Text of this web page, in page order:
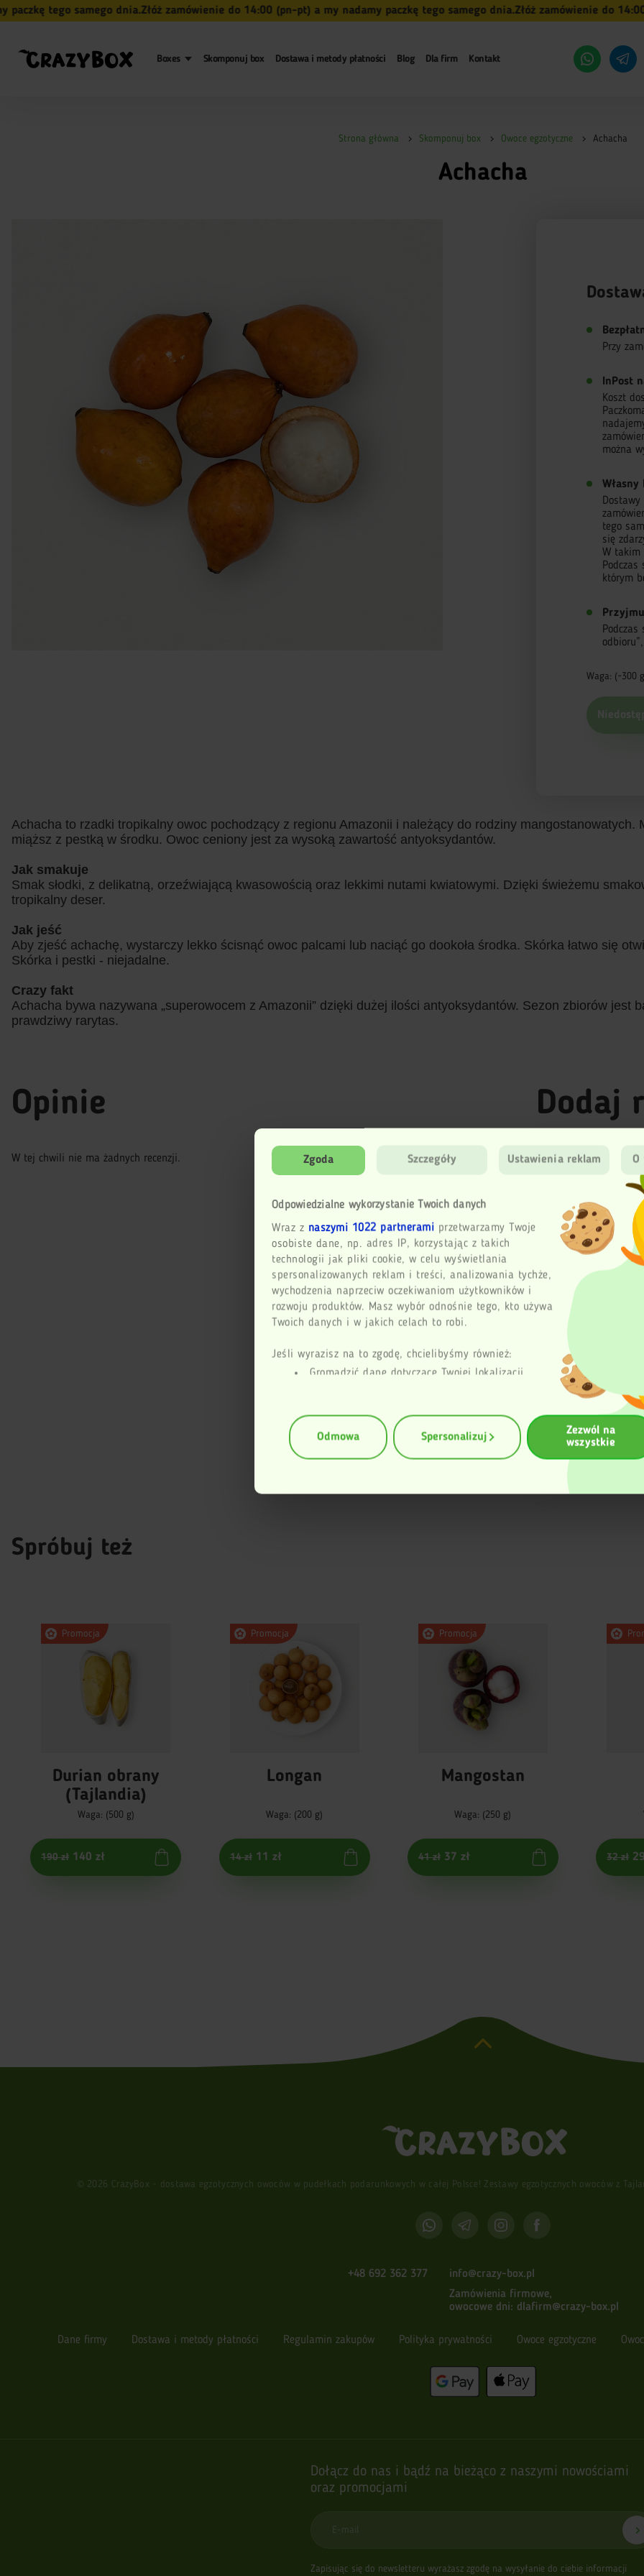
Zgoda Szczegóły Ustawienia reklam O
Odpowiedzialne wykorzystanie Twoich danych
Wraz z naszymi 1022 partnerami przetwarzamy Twoje
osobiste dane, np. adres IP, korzystając z takich
technologii jak pliki cookie, w celu wyświetlania
spersonalizowanych reklam i treści, analizowania tychże,
wychodzenia naprzeciw oczekiwaniom użytkowników i
rozwoju produktów. Masz wybór odnośnie tego, kto używa
Twoich danych i w jakich celach to robi.
Jeśli wyrazisz na to zgodę, chcielibyśmy również:
Gromadzić dane dotyczące Twojej lokalizacji
analizując charakteryzującego je zbiory danych
(fingerprinting, czyli wirtualny odcisk palca)
Dowiedz się więcej odnośnie tego, jak Twoje osobiste
Odmowa Spersonalizuj
Zezwól na
wszystkie
tego samego dnia.Złóż zamówienie do 14:00 (pn-pt) a my nadamy paczkę tego samego dnia.Złóż zamówienie do 14:00
Boxes Skomponuj box Dostawa i metody płatności Blog Dla firm Kontakt
Strona główna Skomponuj box Owoce egzotyczne Achacha
Achacha
Przy
InPost
Koszt
można
tego
się
W takim
którym
Waga: (~300
Achacha to rzadki tropikalny owoc pochodzący z regionu Amazonii i należący do rodziny mangostanowatych.
miąższ z pestką w środku. Owoc ceniony jest za wysoką zawartość antyoksydantów.
Jak smakuje
Smak słodki, z delikatną, orzeźwiającą kwasowością oraz lekkimi nutami kwiatowymi. Dzięki świeżemu
tropikalny deser.
Jak jeść
Aby zjeść achachę, wystarczy lekko ścisnąć owoc palcami lub naciąć go dookoła środka. Skórka łatwo się
Skórka i pestki - niejadalne.
Crazy fakt
Achacha bywa nazywana „superowocem z Amazonii” dzięki dużej ilości antyoksydantów. Sezon zbiorów jest
prawdziwy rarytas.
Opinie
W tej chwili nie ma żadnych recenzji.
Dodaj
Ocena
Imię
Email
Spróbuj też
Promocja
Durian obrany
(Tajlandia)
Waga: (500 g)
190 zł 140 zł
Promocja
Longan
Waga: (200 g)
14 zł 11 zł
Promocja
Mangostan
Waga: (250 g)
41 zł 37 zł 32 zł
© 2026 CrazyBox - dostawa egzotycznych owoców w pudełkach podarunkowych w całej Polsce! Zestawy egzotycznych owoców z
+48 692 362 377
info@crazy-box.pl
Zamówienia firmowe,
owocowe dni: dlafirm@crazy-box.pl
Dane firmy Dostawa i metody płatności Regulamin zakupów Polityka prywatności Owoce egzotyczne
Dołącz do nas i bądź na bieżąco z naszymi nowościami
oraz promocjami
E-mail
Zapisując się do newsletteru wyrażasz zgodę na wysyłanie do ciebie informacji